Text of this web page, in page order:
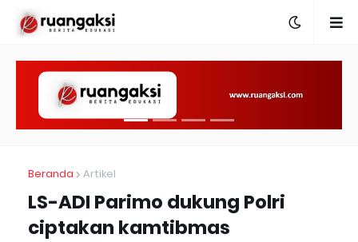
Beranda Artikel
LS-ADI Parimo dukung Polri
ciptakan kamtibmas